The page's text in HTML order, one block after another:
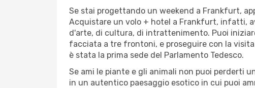
Se stai progettando un weekend a Frankfurt,
Acquistare un volo + hotel a Frankfurt, infatti,
d'arte, di cultura, di intrattenimento. Puoi
facciata a tre frontoni, e proseguire con la
è stata la prima sede del Parlamento Tedesco.
Se ami le piante e gli animali non puoi perderti
in un autentico paesaggio esotico in cui puoi